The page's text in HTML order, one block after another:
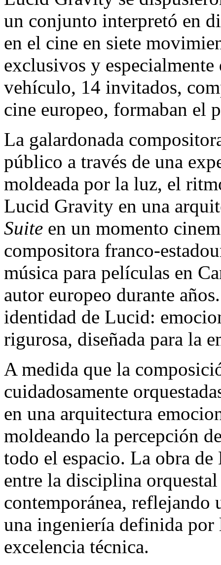
un conjunto interpretó en
en el cine en siete
exclusivos y
vehículo, 14 invitados,
cine europeo, formaban el
La galardonada
público a través de una
moldeada por la luz, el
Lucid Gravity en una
Suite en un momento
compositora franco-
música para películas en
autor europeo durante
identidad de Lucid:
rigurosa, diseñada para la
A medida que la
cuidadosamente
en una arquitectura
moldeando la percepción
todo el espacio. La obra
entre la disciplina
contemporánea, reflejando
una ingeniería definida
excelencia técnica.